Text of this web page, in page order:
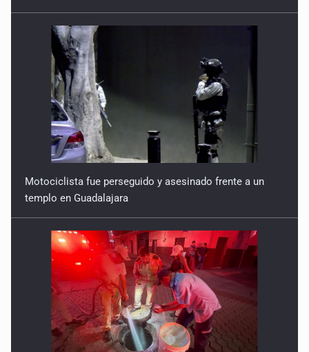
Motociclista fue perseguido y asesinado frente a un
templo en Guadalajara